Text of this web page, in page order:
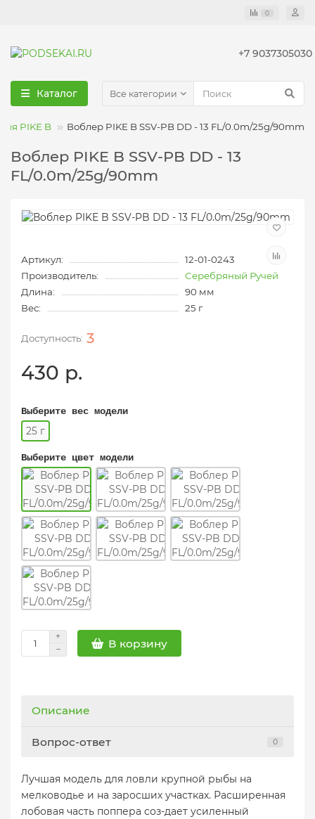
0
+7 9037305030
Каталог Все категории
PIKE B Воблер PIKE B SSV-PB DD - 13 FL/0.0m/25g/90mm
Воблер PIKE B SSV-PB DD - 13
FL/0.0m/25g/90mm
Артикул:
12-01-0243
Производитель:
Серебряный Ручей
Длина:
90 мм
Вес:
25 г
3
430 р.
Выберите вес модели
25 г
Выберите цвет модели
В корзину
Описание
Вопрос-ответ 0
Лучшая модель для ловли крупной рыбы на
мелководье и на заросших участках. Расширенная
лобовая часть поппера соз-дает усиленный